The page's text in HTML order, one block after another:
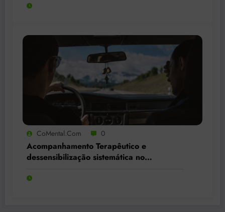
CoMental.com 0
Acompanhamento Terapêutico e
dessensibilização sistemática no
fobia